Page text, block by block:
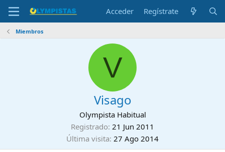
Acceder Regístrate
Miembros
V
Visago
Olympista Habitual
Registrado 21 Jun 2011
Última visita 27 Ago 2014